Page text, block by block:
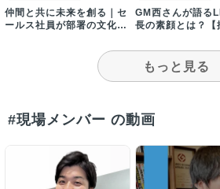
仲間と共に未来を創る｜セ
ールス社員が部署の文化を
GM西さんが語る
長の素顔とは？【
もっと見る
#現場メンバー の動画